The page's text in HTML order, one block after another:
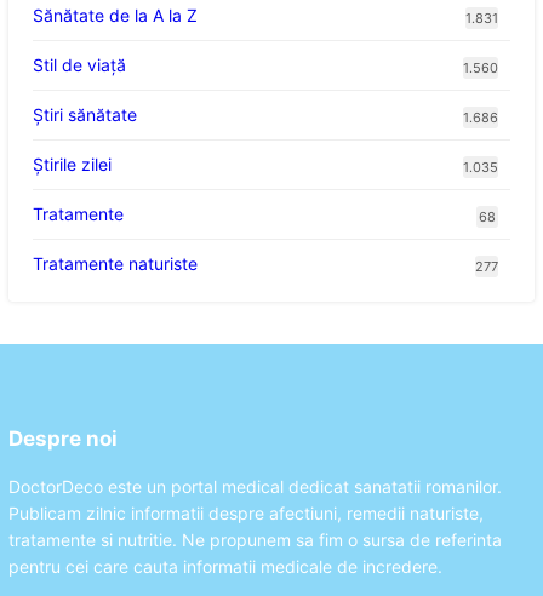
Sănătate de la A la Z 1.831
Stil de viaţă 1.560
Ştiri sănătate 1.686
Știrile zilei 1.035
Tratamente 68
Tratamente naturiste 277
Despre noi
DoctorDeco este un portal medical dedicat sanatatii romanilor.
Publicam zilnic informatii despre afectiuni, remedii naturiste,
tratamente si nutritie. Ne propunem sa fim o sursa de referinta
pentru cei care cauta informatii medicale de incredere.